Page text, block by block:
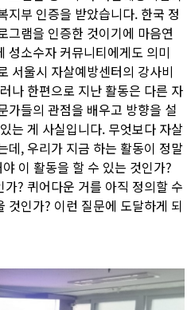
지부 인증을 받았습니다. 한국 정
그램을 인증한 것이기에 마음연
성소수자 커뮤니티에게도 의미
서울시 자살예방센터의 강사비
나 한편으로 지난 활동은 다른 자
가들의 관점을 배우고 방향을 설
는 게 사실입니다. 무엇보다 자살
데, 우리가 지금 하는 활동이 정말
이 활동을 할 수 있는 것인가?
? 퀴어다운 거를 아직 정의할 수
것인가? 이런 질문에 도달하게 되